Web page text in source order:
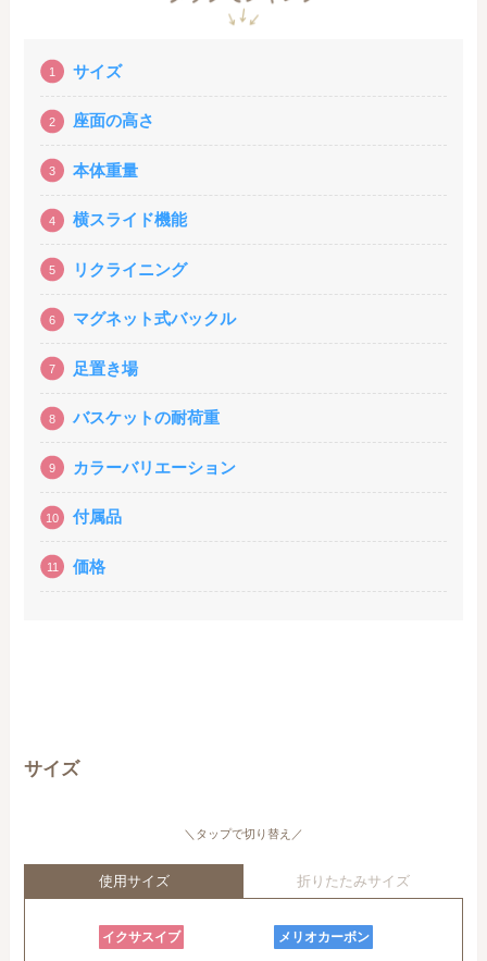
サイズ
座面の高さ
本体重量
横スライド機能
リクライニング
マグネット式バックル
足置き場
バスケットの耐荷重
カラーバリエーション
付属品
価格
サイズ
＼タップで切り替え／
使用サイズ 折りたたみサイズ
イクサスイブ メリオカーボン